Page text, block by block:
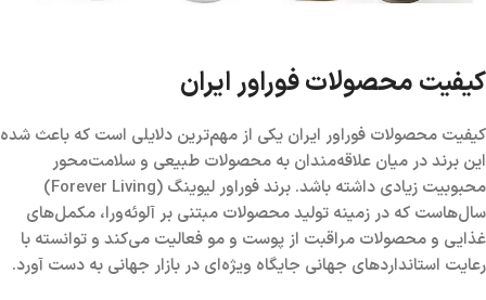
کیفیت محصولات فوراور ایران
کیفیت محصولات فوراور ایران یکی از مهم‌ترین دلایلی است که باعث شده
این برند در میان علاقه‌مندان به محصولات طبیعی و سلامت‌محور
محبوبیت زیادی داشته باشد. برند فوراور لیوینگ (Forever Living)
سال‌هاست که در زمینه تولید محصولات مبتنی بر آلوئه‌ورا، مکمل‌های
غذایی و محصولات مراقبت از پوست و مو فعالیت می‌کند و توانسته با
رعایت استانداردهای جهانی جایگاه ویژه‌ای در بازار جهانی به دست آورد.